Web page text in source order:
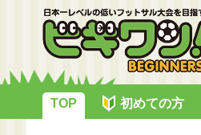
TOP 初めての方